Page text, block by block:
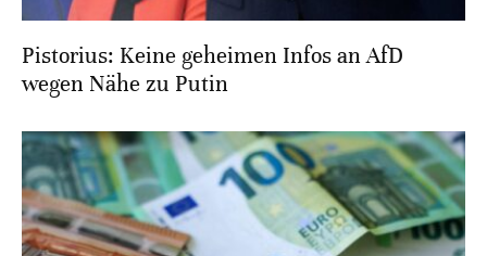
Pistorius: Keine geheimen Infos an AfD
wegen Nähe zu Putin